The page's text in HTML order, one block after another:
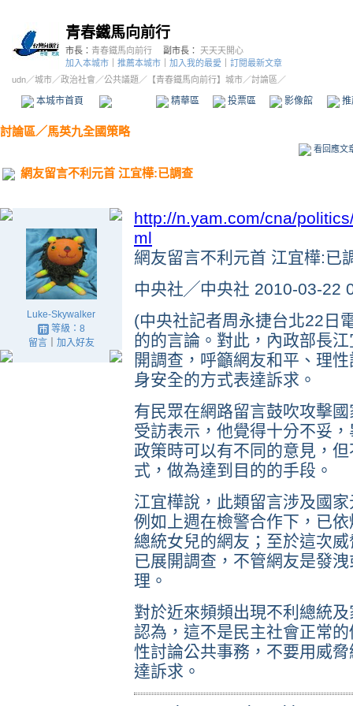
青春鐵馬向前行
市長： 青春鐵馬向前行 副市長： 天天天開心
加入本城市
推薦本城市 加入我的最愛
訂閱最新文章
udn／城市／政治社會 ／公共議題 ／ 【青春鐵馬向前行】城市／討論區／
本城市首頁 精華區 投票區 影像館
討論區／馬英九全國策略
看回應文
網友留言不利元首 江宜樺:已調查
Luke-Skywalker
等級：8
留言｜ 加入好友
http://n.yam.com/cna/
ml
網友留言不利元首 江宜樺:已
中央社╱中央社 2010-03-22
(中央社記者周永捷台北22日
的的言論。對此，內政部長
開調查，呼籲網友和平、理
身安全的方式表達訴求。
有民眾在網路留言鼓吹攻擊
受訪表示，他覺得十分不妥
政策時可以有不同的意見，
式，做為達到目的的手段。
江宜樺說，此類留言涉及國
例如上週在檢警合作下，已
總統女兒的網友；至於這次
已展開調查，不管網友是發
理。
對於近來頻頻出現不利總統
認為，這不是民主社會正常
性討論公共事務，不要用威
達訴求。